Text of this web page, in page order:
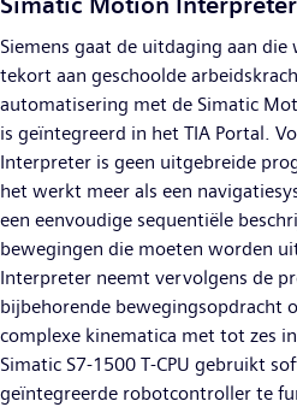
Siemens gaat de uitdaging aan
tekort aan geschoolde
automatisering met de Simatic
is geïntegreerd in het TIA Portal.
Interpreter is geen uitgebreide
het werkt meer als een
een eenvoudige sequentiële
bewegingen die moeten worden
Interpreter neemt vervolgens de
bijbehorende bewegingsopdracht
complexe kinematica met tot zes
Simatic S7-1500 T-CPU gebruikt
geïntegreerde robotcontroller te